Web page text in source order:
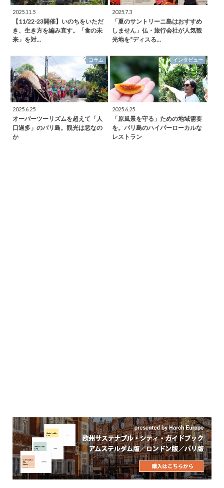
2025.11.5
【11/22-23開催】いのちをいただ
き、生き方を編み直す。「食の未
来」を対…
2025.7.3
「夏のサントリーニ島はおすすめ
しません」仏・旅行会社が人気観
光地を“ディスる…
コラム
2025.6.25
オーバーツーリズムを超えて「人
口過多」のバリ島。観光は悪なの
か
インタビュー
2025.6.25
「原風景を守る」ための地域需要
を。バリ島のハイパーローカルな
レストラン